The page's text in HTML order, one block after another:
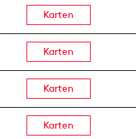
Karten
Karten
Karten
Karten